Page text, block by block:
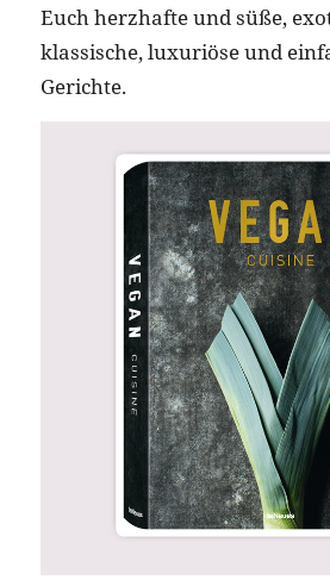
Euch herzhafte und süße,
klassische, luxuriöse und
Gerichte.